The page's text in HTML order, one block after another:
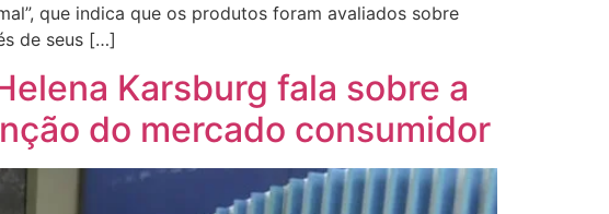
que indica que os produtos foram avaliados sobre
de seus […]
Karsburg fala sobre a
do mercado consumidor